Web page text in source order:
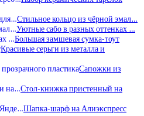
Стильное кольцо из чёрной эмал…
Уютные сабо в разных оттенках …
Большая замшевая сумка-тоут
Красивые серьги из металла и
Сапожки из
Стол-книжка пристенный на
Шапка-шарф на Алиэкспресс